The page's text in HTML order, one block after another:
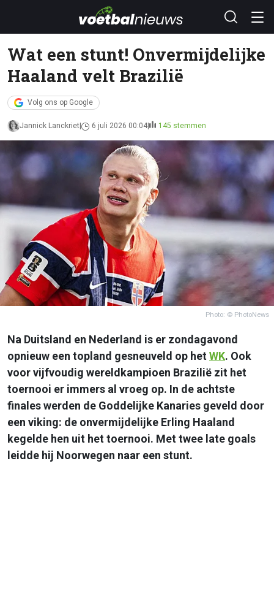
Wat een stunt! Onvermijdelijke
Haaland velt Brazilië
Volg ons op Google
Jannick Lanckriet 6 juli 2026 00:04 145 stemmen
Photo: © PhotoNews
Na Duitsland en Nederland is er zondagavond
opnieuw een topland gesneuveld op hetWK. Ook
voor vijfvoudig wereldkampioen Brazilië zit het
toernooi er immers al vroeg op. In de achtste
finales werden de Goddelijke Kanaries geveld door
een viking: de onvermijdelijke Erling Haaland
kegelde hen uit het toernooi. Met twee late goals
leidde hij Noorwegen naar een stunt.